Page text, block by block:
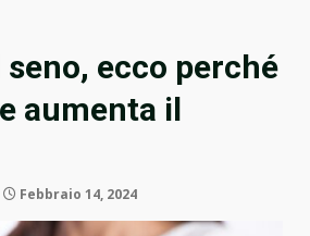
ecco perché
aumenta il
Febbraio 14, 2024